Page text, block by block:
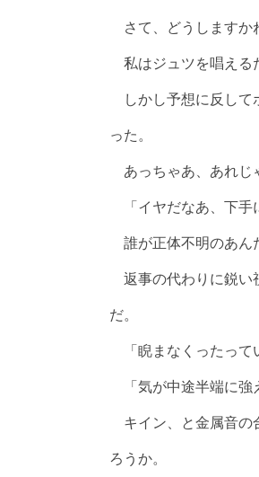
さて、どうしますか
私はジュツを唱える
しかし予想に反して
った。
あっちゃあ、あれじ
「イヤだなあ、下手
誰が正体不明のあん
返事の代わりに鋭い
だ。
「睨まなくったって
「気が中途半端に強
キイン、と金属音の
ろうか。